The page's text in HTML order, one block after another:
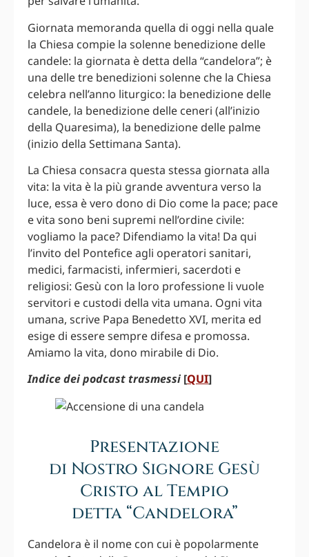
Giornata memoranda quella di oggi nella quale
la Chiesa compie la solenne benedizione delle
candele: la giornata è detta della “candelora”; è
una delle tre benedizioni solenne che la Chiesa
celebra nell’anno liturgico: la benedizione delle
candele, la benedizione delle ceneri (all’inizio
della Quaresima), la benedizione delle palme
(inizio della Settimana Santa).
La Chiesa consacra questa stessa giornata alla
vita: la vita è la più grande avventura verso la
luce, essa è vero dono di Dio come la pace; pace
e vita sono beni supremi nell’ordine civile:
vogliamo la pace? Difendiamo la vita! Da qui
l’invito del Pontefice agli operatori sanitari,
medici, farmacisti, infermieri, sacerdoti e
religiosi: Gesù con la loro professione li vuole
servitori e custodi della vita umana. Ogni vita
umana, scrive Papa Benedetto XVI, merita ed
esige di essere sempre difesa e promossa.
Amiamo la vita, dono mirabile di Dio.
Indice dei podcast trasmessi [QUI]
Presentazione
di Nostro Signore Gesù
Cristo al Tempio
detta “Candelora”
Candelora è il nome con cui è popolarmente